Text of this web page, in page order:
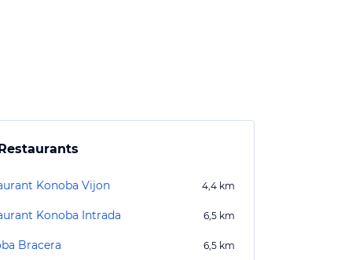
Konoba Vijon 4,4 km
Konoba Intrada 6,5 km
Bracera 6,5 km